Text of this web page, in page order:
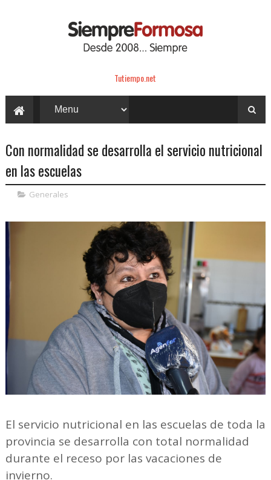
Tutiempo.net
Con normalidad se desarrolla el servicio nutricional
en las escuelas
Generales
El servicio nutricional en las escuelas de toda la
provincia se desarrolla con total normalidad
durante el receso por las vacaciones de
invierno.